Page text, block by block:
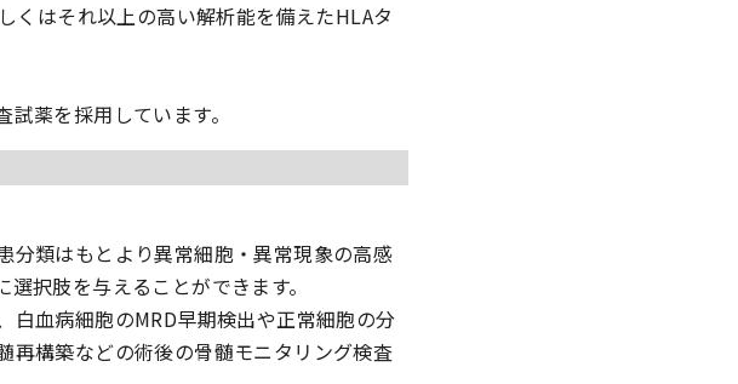
くはそれ以上の高い解析能を備えたHLAタ
薬を採用しています。
分類はもとより異常細胞・異常現象の高感
択肢を与えることができます。
白血病細胞のMRD早期検出や正常細胞の分
再構築などの術後の骨髄モニタリング検査